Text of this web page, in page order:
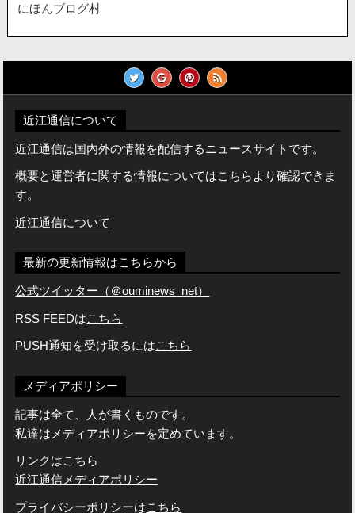
にほんブログ村
近江通信について
近江通信は国内外の情報を配信するニュースサイトです。
概要と運営者に関する情報についてはこちらより確認できま
す。
近江通信について
最新の更新情報はこちらから
公式ツイッター（＠ouminews_net）
RSS FEEDはこちら
PUSH通知を受け取るにはこちら
メディアポリシー
記事は全て、人が書くものです。
私達はメディアポリシーを定めています。
リンクはこちら
近江通信メディアポリシー
プライバシーポリシーはこちら